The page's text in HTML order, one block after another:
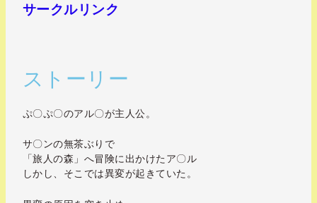
サークルリンク
ストーリー
ぷ〇ぷ〇のアル〇が主人公。
サ〇ンの無茶ぶりで
「旅人の森」へ冒険に出かけたア〇ル
しかし、そこでは異変が起きていた。